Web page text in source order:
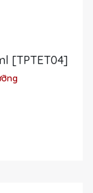
[TPTET04]